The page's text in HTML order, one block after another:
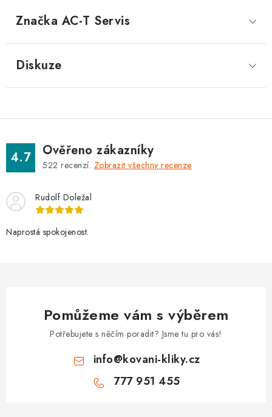
Značka AC-T Servis
Diskuze
4.7 Ověřeno zákazníky
522 recenzí. Zobrazit všechny recenze
Rudolf Doležal
Naprostá spokojenost.
Pomůžeme vám s výběrem
Potřebujete s něčím poradit? Jsme tu pro vás!
info@kovani-kliky.cz
777 951 455